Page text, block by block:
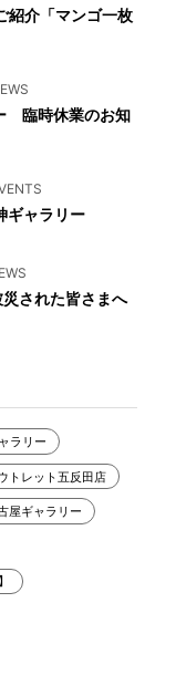
紹介「マンゴ一枚
臨時休業のお知
ギャラリー
された皆さまへ
ラリー
トレット五反田店
屋ギャラリー